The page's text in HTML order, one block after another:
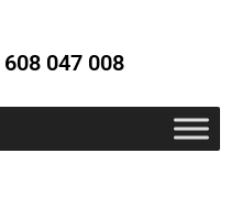
608 047 008